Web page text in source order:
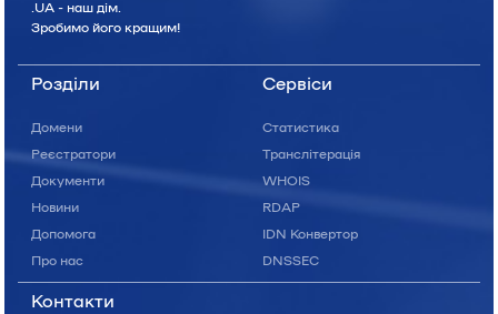
.UA - наш дiм.
Зробимо його кращим!
Розділи
Домени
Реєстратори
Документи
Новини
Допомога
Про нас
Сервіси
Статистика
Транслітерація
WHOIS
RDAP
IDN Конвертор
DNSSEC
Контакти